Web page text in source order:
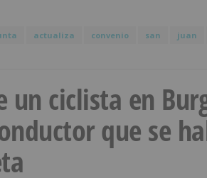
actualiza convenio san juan
un ciclista en
que se